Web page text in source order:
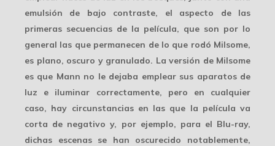
emulsión de bajo contraste, el aspecto de las
primeras secuencias de la película, que son por lo
general las que permanecen de lo que rodó Milsome,
es plano, oscuro y granulado. La versión de Milsome
es que Mann no le dejaba emplear sus aparatos de
luz e iluminar correctamente, pero en cualquier
caso, hay circunstancias en las que la película va
corta de negativo y, por ejemplo, para el Blu-ray,
dichas escenas se han oscurecido notablemente,